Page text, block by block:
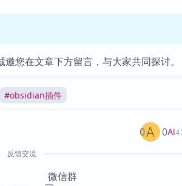
您在文章下方留言，与大家共同探讨。
#obsidian插件
AI
0 0
反馈交流
微信群